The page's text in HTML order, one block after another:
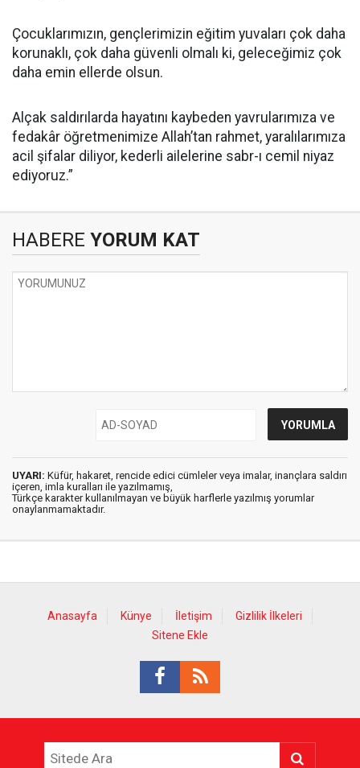
Çocuklarımızın, gençlerimizin eğitim yuvaları çok daha
korunaklı, çok daha güvenli olmalı ki, geleceğimiz çok
daha emin ellerde olsun.
Alçak saldırılarda hayatını kaybeden yavrularımıza ve
fedakâr öğretmenimize Allah’tan rahmet, yaralılarımıza
acil şifalar diliyor, kederli ailelerine sabr-ı cemil niyaz
ediyoruz.”
HABERE YORUM KAT
UYARI: Küfür, hakaret, rencide edici cümleler veya imalar, inançlara saldırı
içeren, imla kuralları ile yazılmamış,
Türkçe karakter kullanılmayan ve büyük harflerle yazılmış yorumlar
onaylanmamaktadır.
Anasayfa Künye İletişim
Gizlilik İlkeleri
Sitene Ekle